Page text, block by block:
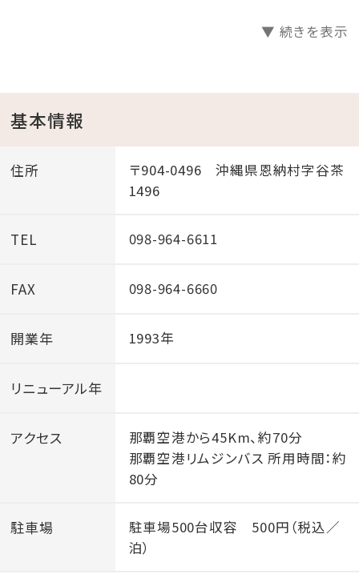
【工事場所 正面玄関2階ロビー階】
工事時間 9：00～17：00
工事日程 2026年6月25日～7月15日予定
・ホテルは通常営業いたします。
地係員が誘導いたします。
合がございます。
・お客様の安全確保を最優先とし、歩行者通路を確保い
合がございます。
▼ 続きを表示
基本情報
住所
〒904-0496 沖縄県恩納村字谷茶
1496
TEL 098-964-6611
FAX 098-964-6660
開業年 1993年
リニューアル年
アクセス
那覇空港から45Km、約70分
那覇空港リムジンバス 所用時間：約
80分
駐車場
駐車場500台収容 500円（税込／
泊）